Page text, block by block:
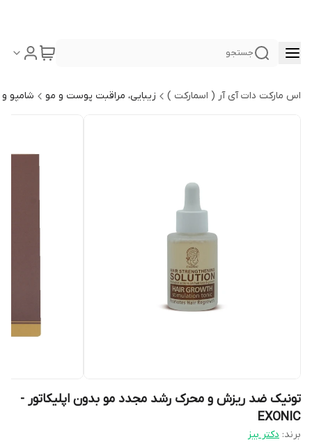
جستجو
اس مارکت دات آی آر ( اسمارکت ) زیبایی، مراقبت پوست و مو شامپو
تونیک ضد ریزش و محرک رشد مجدد مو بدون اپلیکاتور -
EXONIC
برند: دکتر بیز